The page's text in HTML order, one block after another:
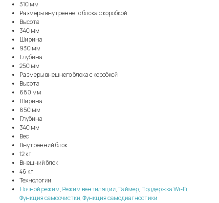
310 мм
Размеры внутреннего блока с коробкой
Высота
340 мм
Ширина
930 мм
Глубина
250 мм
Размеры внешнего блока с коробкой
Высота
680 мм
Ширина
850 мм
Глубина
340 мм
Вес
Внутренний блок
12 кг
Внешний блок
46 кг
Технологии
Ночной режим, Режим вентиляции,Таймер, Поддержка Wi-Fi,
Функция самоочистки,Функция самодиагностики